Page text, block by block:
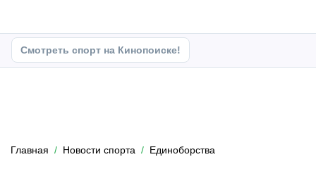
Смотреть спорт на Кинопоиске!
Главная Новости спорта Единоборства